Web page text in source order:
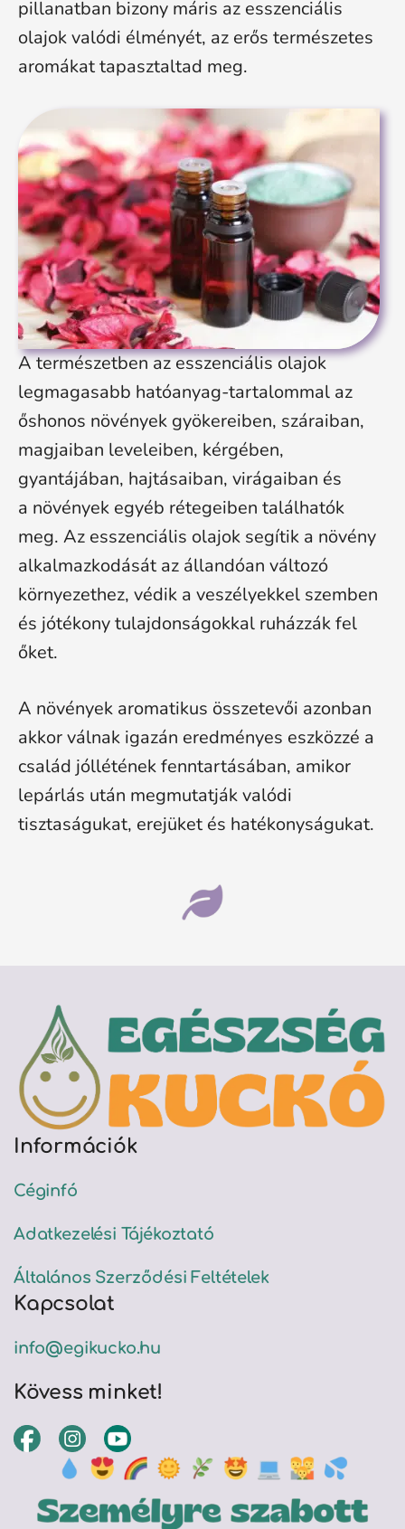
pillanatban bizony máris az esszenciális
olajok valódi élményét, az erős természetes
aromákat tapasztaltad meg.
A természetben az esszenciális olajok
legmagasabb hatóanyag-tartalommal az
őshonos növények gyökereiben, száraiban,
magjaiban leveleiben, kérgében,
gyantájában, hajtásaiban, virágaiban és
a növények egyéb rétegeiben találhatók
meg. Az esszenciális olajok segítik a növény
alkalmazkodását az állandóan változó
környezethez, védik a veszélyekkel szemben
és jótékony tulajdonságokkal ruházzák fel
őket.
A növények aromatikus összetevői azonban
akkor válnak igazán eredményes eszközzé a
család jóllétének fenntartásában, amikor
lepárlás után megmutatják valódi
tisztaságukat, erejüket és hatékonyságukat.
Információk
Céginfó
Adatkezelési Tájékoztató
Általános Szerződési Feltételek
Kapcsolat
info@egikucko.hu
Kövess minket!